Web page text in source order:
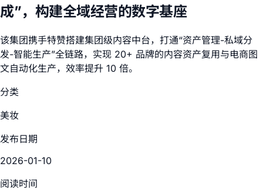
成”，构建全域经营的数字基座
该集团携手特赞搭建集团级内容中台，打通“资产管理-私域分
发-智能生产”全链路，实现 20+ 品牌的内容资产复用与电商图
文自动化生产，效率提升 10 倍。
分类
美妆
发布日期
2026-01-10
阅读时间